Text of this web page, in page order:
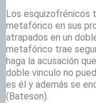
Los esquizofrénicos
metafórico en sus
atrapados en un
metafórico trae
haga la acusación
doble vinculo no
es él y además se
(Bateson).